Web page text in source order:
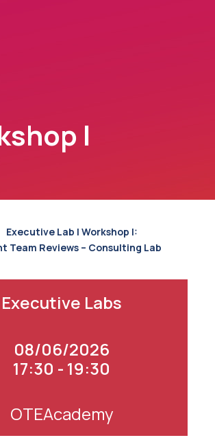
I
Executive Lab | Workshop I:
Team Reviews – Consulting Lab
Executive Labs
08/06/2026
17:30 - 19:30
OTEAcademy